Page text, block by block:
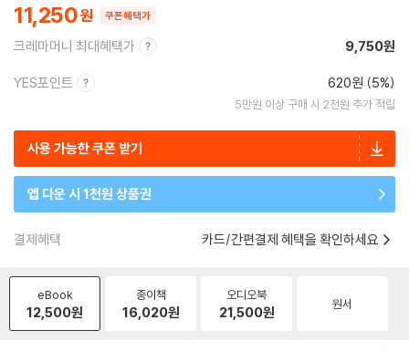
11,250 쿠폰혜택가
크레마머니 최대혜택가 9,750원
YES포인트 620원 (5%)
5만원 이상 구매 시 2천원 추가 적립
사용 가능한 쿠폰 받기
앱 다운 시 1천원 상품권
결제혜택 카드/간편결제 혜택을 확인하세요
eBook
12,500원
종이책
16,020원
오디오북
21,500원 원서